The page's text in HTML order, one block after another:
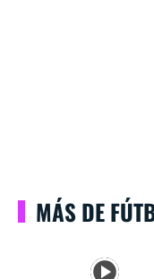
MÁS DE